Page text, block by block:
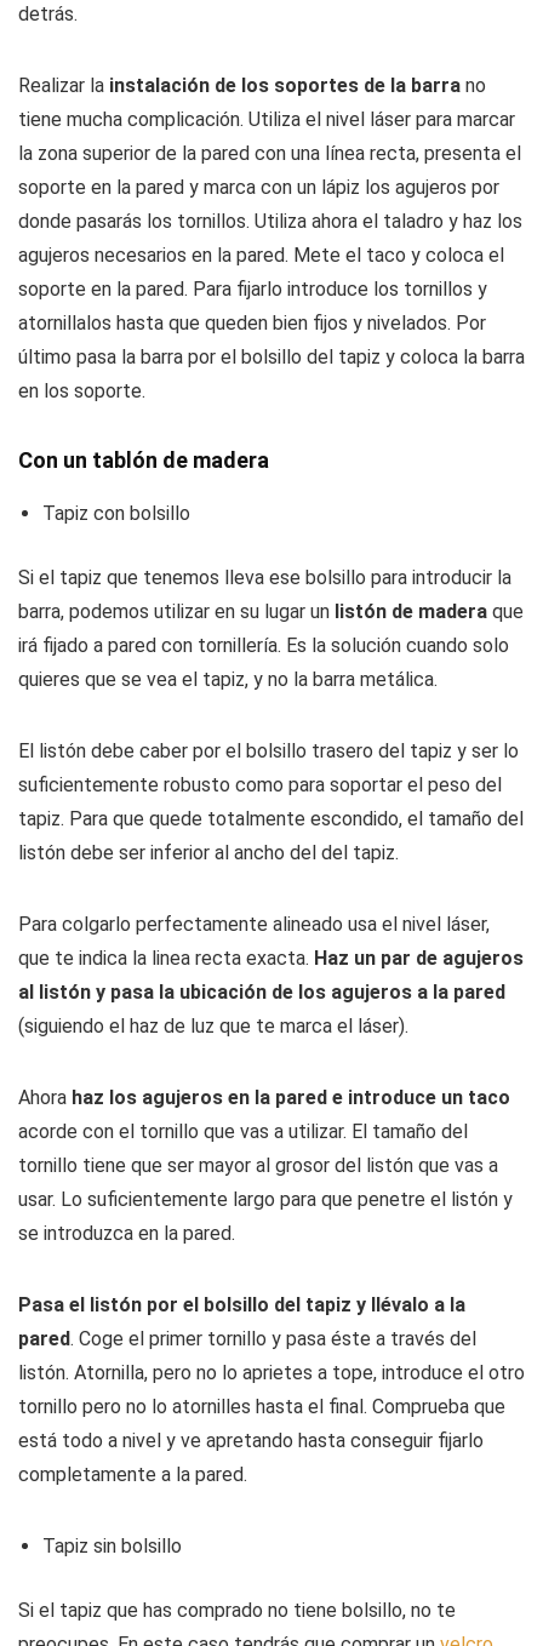
detrás.
Realizar la instalación de los soportes de la barra no
tiene mucha complicación. Utiliza el nivel láser para marcar
la zona superior de la pared con una línea recta, presenta el
soporte en la pared y marca con un lápiz los agujeros por
donde pasarás los tornillos. Utiliza ahora el taladro y haz los
agujeros necesarios en la pared. Mete el taco y coloca el
soporte en la pared. Para fijarlo introduce los tornillos y
atornillalos hasta que queden bien fijos y nivelados. Por
último pasa la barra por el bolsillo del tapiz y coloca la barra
en los soporte.
Con un tablón de madera
Tapiz con bolsillo
Si el tapiz que tenemos lleva ese bolsillo para introducir la
barra, podemos utilizar en su lugar un listón de madera que
irá fijado a pared con tornillería. Es la solución cuando solo
quieres que se vea el tapiz, y no la barra metálica.
El listón debe caber por el bolsillo trasero del tapiz y ser lo
suficientemente robusto como para soportar el peso del
tapiz. Para que quede totalmente escondido, el tamaño del
listón debe ser inferior al ancho del del tapiz.
Para colgarlo perfectamente alineado usa el nivel láser,
que te indica la linea recta exacta. Haz un par de agujeros
al listón y pasa la ubicación de los agujeros a la pared
(siguiendo el haz de luz que te marca el láser).
Ahora haz los agujeros en la pared e introduce un taco
acorde con el tornillo que vas a utilizar. El tamaño del
tornillo tiene que ser mayor al grosor del listón que vas a
usar. Lo suficientemente largo para que penetre el listón y
se introduzca en la pared.
Pasa el listón por el bolsillo del tapiz y llévalo a la
pared. Coge el primer tornillo y pasa éste a través del
listón. Atornilla, pero no lo aprietes a tope, introduce el otro
tornillo pero no lo atornilles hasta el final. Comprueba que
está todo a nivel y ve apretando hasta conseguir fijarlo
completamente a la pared.
Tapiz sin bolsillo
Si el tapiz que has comprado no tiene bolsillo, no te